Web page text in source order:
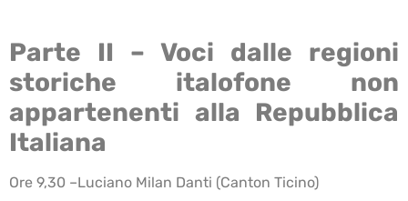
Parte II – Voci dalle regioni
storiche italofone non
appartenenti alla Repubblica
Italiana
Ore 9,30 –Luciano Milan Danti (Canton Ticino)